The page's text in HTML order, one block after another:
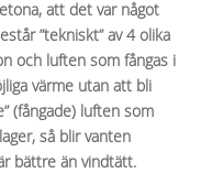
att det var något
”tekniskt” av 4 olika
och luften som fångas i
värme utan att bli
(fångade) luften som
så blir vanten
bättre än vindtätt.